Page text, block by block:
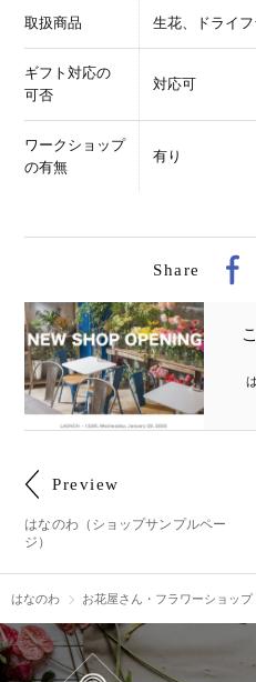
取扱商品 生花、ドライ
ギフト対応の
可否
対応可
ワークショップ
の有無
有り
Share
Preview
はなのわ（ショップサンプルペー
ジ）
はなのわ お花屋さん・フラワーショップ